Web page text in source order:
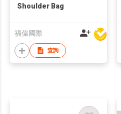
Shoulder Bag
福偉國際
查詢